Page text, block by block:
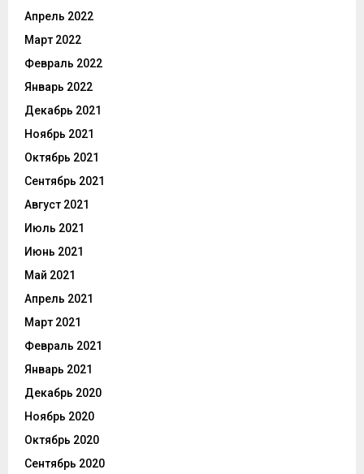
Апрель 2022
Март 2022
Февраль 2022
Январь 2022
Декабрь 2021
Ноябрь 2021
Октябрь 2021
Сентябрь 2021
Август 2021
Июль 2021
Июнь 2021
Май 2021
Апрель 2021
Март 2021
Февраль 2021
Январь 2021
Декабрь 2020
Ноябрь 2020
Октябрь 2020
Сентябрь 2020